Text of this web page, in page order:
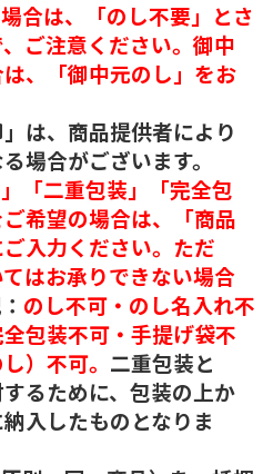
合は、「のし不要」とさ
ご注意ください。御中
、「御中元のし」をお
は、商品提供者により
場合がございます。
「二重包装」「完全包
希望の場合は、「商品
入力ください。ただ
はお承りできない場合
のし不可・のし名入れ不
包装不可・手提げ袋不
）不可。 二重包装と
るために、包装の上か
入したものとなりま